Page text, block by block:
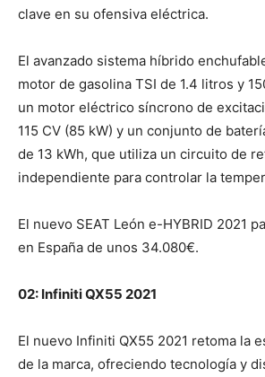
clave en su ofensiva eléctrica.
El avanzado sistema híbrido
motor de gasolina TSI de 1.4 litros y
un motor eléctrico síncrono de
115 CV (85 kW) y un conjunto de
de 13 kWh, que utiliza un circuito de
independiente para controlar la
El nuevo SEAT León e-HYBRID 2021
en España de unos 34.080€.
02: Infiniti QX55 2021
El nuevo Infiniti QX55 2021 retoma la
de la marca, ofreciendo tecnología y